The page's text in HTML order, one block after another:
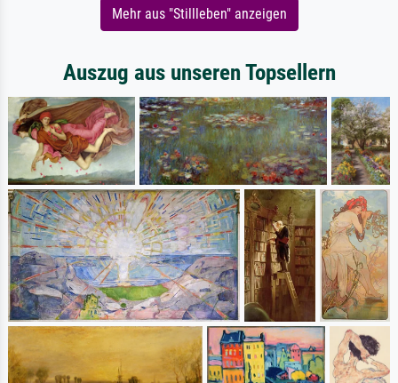
Mehr aus "Stillleben" anzeigen
Auszug aus unseren Topsellern